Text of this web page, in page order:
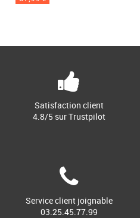
Satisfaction client
4.8/5 sur Trustpilot
Service client joignable
03.25.45.77.99